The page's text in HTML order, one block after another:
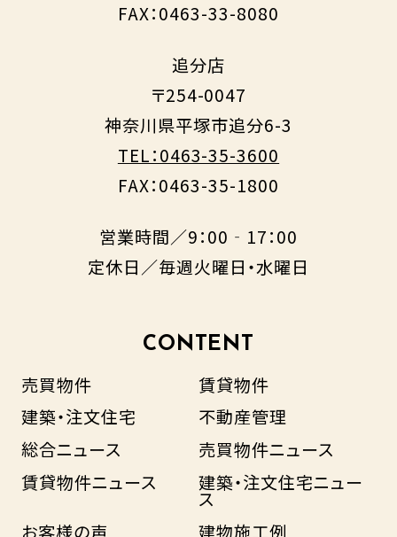
FAX：0463-33-8080
追分店
〒254-0047
神奈川県平塚市追分6-3
TEL：0463-35-3600
FAX：0463-35-1800
営業時間／9：00‐17：00
定休日／毎週火曜日・水曜日
CONTENT
売買物件
賃貸物件
建築・注文住宅
不動産管理
総合ニュース
売買物件ニュース
賃貸物件ニュース
建築・注文住宅ニュー
ス
お客様の声
建物施工例